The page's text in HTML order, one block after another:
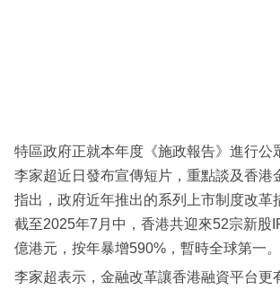
區
特區政府正就本年度《施政報告》進行公
李家超近日發布宣傳短片，重點談及香港
指出，政府近年推出的系列上市制度改革
截至2025年7月中，香港共迎來52宗新股
億港元，按年暴增590%，暫時全球第一。
李家超表示，金融改革讓香港融資平台更